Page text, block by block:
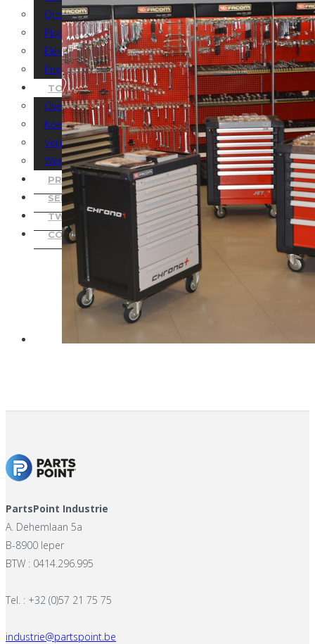
Opspangereedschap
Plooigereedschap
Elektrisch Gereedschap
Pneumatisch Gereedschap
TOEBEHOREN & UITRUSTINGEN
Oliën en Vetten
Koelmiddelen
Veiligheid
Werkplaatsuitrusting
PROMOTIES
SERVICE
TWEEDEHANDS
CONTACT
PartsPoint Industrie
A. Dehemlaan 5a
B-8900 Ieper
BTW : 0414.296.995
Tel. : +32 (0)57 21 75 75
industrie@partspoint.be